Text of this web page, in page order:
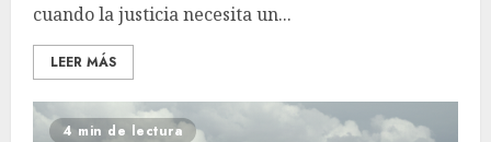
cuando la justicia necesita un...
LEER MÁS
4 min de lectura